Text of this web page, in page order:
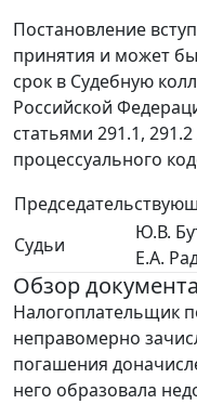
Постановление
принятия и может
срок в Судебную
Российской
статьями 291.1,
процессуального
Судьи
Ю.В.
Е.А.
Обзор документа
Налогоплательщик
неправомерно
погашения
него образовала